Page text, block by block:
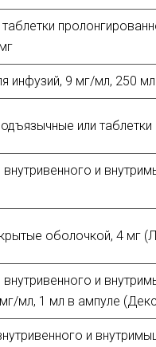
инфузий, 9 мг/мл, 250
или
и
оболочкой, 4 мг
и
мл, 1 мл в ампуле
и